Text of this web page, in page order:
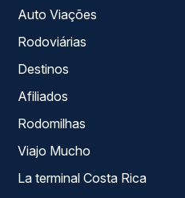
Auto Viações
Rodoviárias
Destinos
Afiliados
Rodomilhas
Viajo Mucho
La terminal Costa Rica